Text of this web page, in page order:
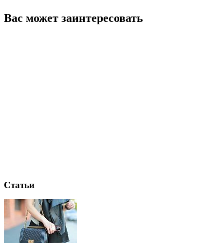
Вас может заинтересовать
Статьи